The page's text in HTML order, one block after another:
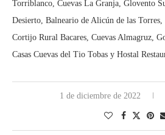
Torriblanco, Cuevas La Granja, Glovento
Desierto, Balneario de Alicún de las Torres,
Cortijo Rural Bacares, Cuevas Almagruz,
Casas Cuevas del Tio Tobas y Hostal
1 de diciembre de 2022